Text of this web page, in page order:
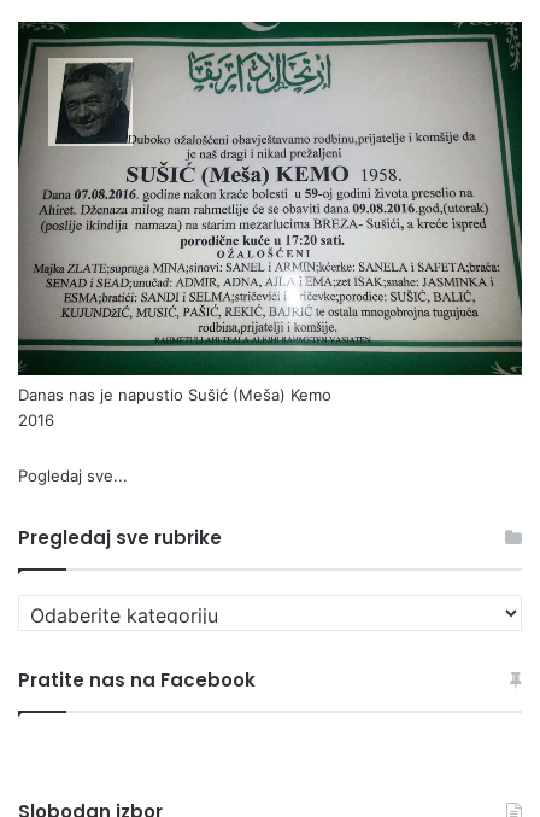
Danas nas je napustio Sušić (Meša) Kemo
2016
Pogledaj sve...
Pregledaj sve rubrike
Pregledaj
sve
Pratite nas na Facebook
Slobodan izbor